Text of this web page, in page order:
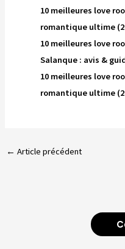
10 meilleures love
romantique ultime
10 meilleures love
Salanque : avis &
10 meilleures love
romantique ultime
← Article précédent